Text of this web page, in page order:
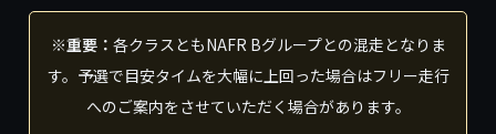
※重要： 各クラスともNAFR Bグループとの混走となりま
す。予選で目安タイムを大幅に上回った場合はフリー走行
へのご案内をさせていただく場合があります。